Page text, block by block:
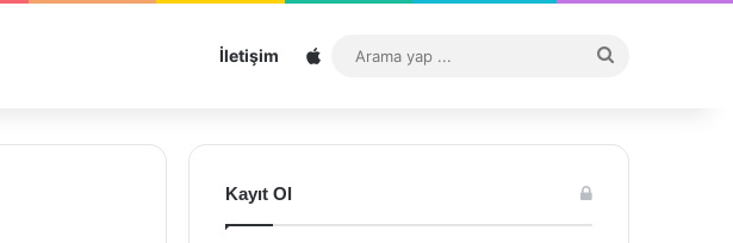
İletişim Sitemap
...
Kayıt Ol